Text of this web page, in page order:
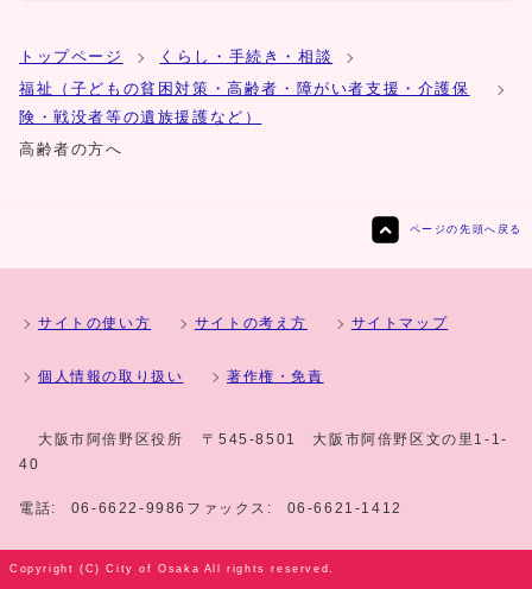
トップページ
くらし・手続き・相談
福祉（子どもの貧困対策・高齢者・障がい者支援・介護保
険・戦没者等の遺族援護など）
高齢者の方へ
ページの先頭へ戻る
サイトの使い方 サイトの考え方 サイトマップ
個人情報の取り扱い 著作権・免責
大阪市阿倍野区役所
〒545-8501 大阪市阿倍野区文の里1-1-
40
電話: 06-6622-9986 ファックス: 06-6621-1412
Copyright (C) City of Osaka All rights reserved.